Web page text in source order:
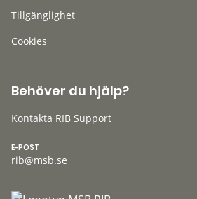
Tillgänglighet
Cookies
Behöver du hjälp?
Kontakta RIB Support
E-POST
rib@msb.se